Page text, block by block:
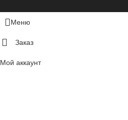
Меню
Заказ
Мой аккаунт